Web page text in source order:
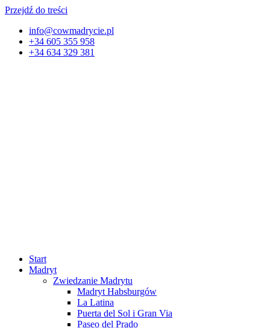
Przejdź do treści
info@cowmadrycie.pl
+34 605 355 958
+34 634 329 381​
Start
Madryt
Zwiedzanie Madrytu
Madryt Habsburgów
La Latina
Puerta del Sol i Gran Via
Paseo del Prado